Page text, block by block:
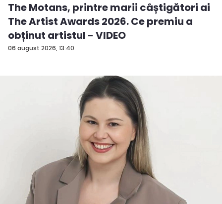
06 august 2026, 13:40
The Motans, printre marii câștigători ai
The Artist Awards 2026. Ce premiu a
obținut artistul - VIDEO